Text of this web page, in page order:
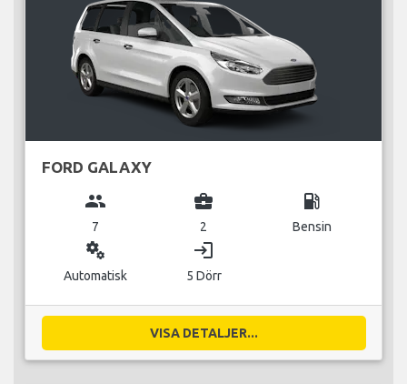
FORD GALAXY
group
7
business_center
2
local_gas_station
Bensin
miscellaneous_services
Automatisk
login
5 Dörr
VISA DETALJER...